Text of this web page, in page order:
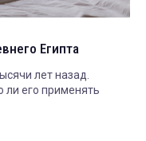
Египта
лет назад.
ли его применять